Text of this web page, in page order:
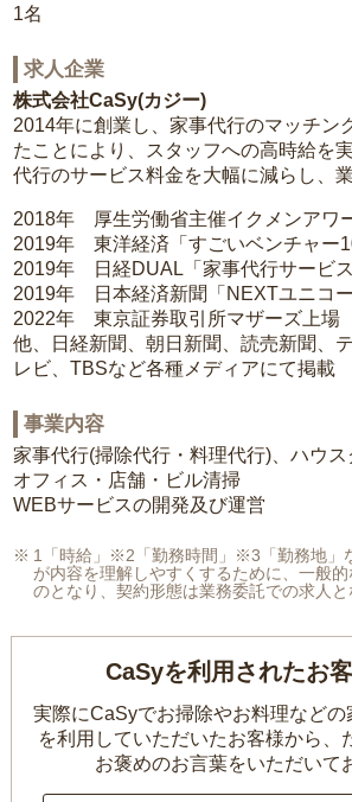
1名
求人企業
株式会社CaSy(カジー)
2014年に創業し、家事代行のマッチン
たことにより、スタッフへの高時給を
代行のサービス料金を大幅に減らし、
2018年 厚生労働省主催イクメンアワ
2019年 東洋経済「すごいベンチャー
2019年 日経DUAL「家事代行サービ
2019年 日本経済新聞「NEXTユニコ
2022年 東京証券取引所マザーズ上場
他、日経新聞、朝日新聞、読売新聞、
レビ、TBSなど各種メディアにて掲載
事業内容
家事代行(掃除代行・料理代行)、ハウ
オフィス・店舗・ビル清掃
WEBサービスの開発及び運営
1「時給」※2「勤務時間」※3「勤務地」
が内容を理解しやすくするために、一般
のとなり、契約形態は業務委託での求人と
CaSyを利用されたお
実際にCaSyでお掃除やお料理などの
を利用していただいたお客様から、
お褒めのお言葉をいただいて